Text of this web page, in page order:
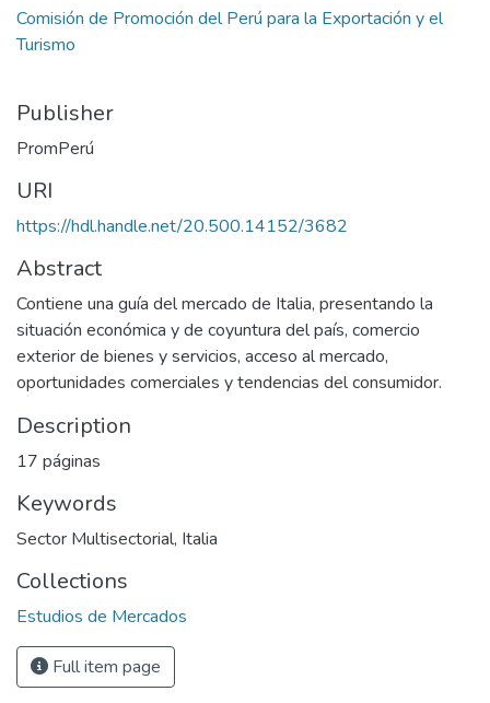
Comisión de Promoción del Perú para la Exportación y el
Turismo
Publisher
PromPerú
URI
https://hdl.handle.net/20.500.14152/3682
Abstract
Contiene una guía del mercado de Italia, presentando la
situación económica y de coyuntura del país, comercio
exterior de bienes y servicios, acceso al mercado,
oportunidades comerciales y tendencias del consumidor.
Description
17 páginas
Keywords
Sector Multisectorial, Italia
Collections
Estudios de Mercados
Full item page